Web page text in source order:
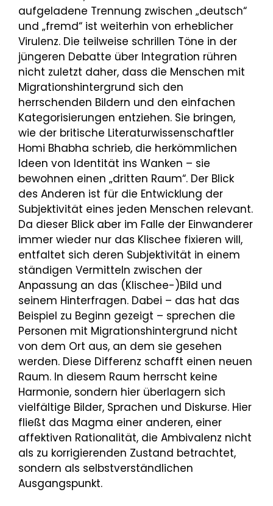
aufgeladene Trennung zwischen „deutsch“
und „fremd“ ist weiterhin von erheblicher
Virulenz. Die teilweise schrillen Töne in der
jüngeren Debatte über Integration rühren
nicht zuletzt daher, dass die Menschen mit
Migrationshintergrund sich den
herrschenden Bildern und den einfachen
Kategorisierungen entziehen. Sie bringen,
wie der britische Literaturwissenschaftler
Homi Bhabha schrieb, die herkömmlichen
Ideen von Identität ins Wanken – sie
bewohnen einen „dritten Raum“. Der Blick
des Anderen ist für die Entwicklung der
Subjektivität eines jeden Menschen relevant.
Da dieser Blick aber im Falle der Einwanderer
immer wieder nur das Klischee fixieren will,
entfaltet sich deren Subjektivität in einem
ständigen Vermitteln zwischen der
Anpassung an das (Klischee-)Bild und
seinem Hinterfragen. Dabei – das hat das
Beispiel zu Beginn gezeigt – sprechen die
Personen mit Migrationshintergrund nicht
von dem Ort aus, an dem sie gesehen
werden. Diese Differenz schafft einen neuen
Raum. In diesem Raum herrscht keine
Harmonie, sondern hier überlagern sich
vielfältige Bilder, Sprachen und Diskurse. Hier
fließt das Magma einer anderen, einer
affektiven Rationalität, die Ambivalenz nicht
als zu korrigierenden Zustand betrachtet,
sondern als selbstverständlichen
Ausgangspunkt.